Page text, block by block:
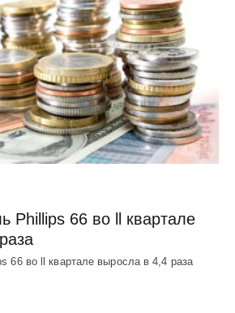
Phillips 66 во ll квартале
66 во ll квартале выросла в 4,4 раза